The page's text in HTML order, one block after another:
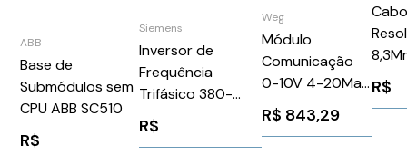
ABB
Base de
Submódulos sem
CPU ABB SC510
R$
Siemens
Inversor de
Frequência
Trifásico 380-
480V 3,1A 1,5CV
G120C Siemens
R$
Weg
Módulo
Comunicação
0-10V 4-20Ma
Rs232/Rs485
CFW500CRS232
R$ 843,29
90G
R$